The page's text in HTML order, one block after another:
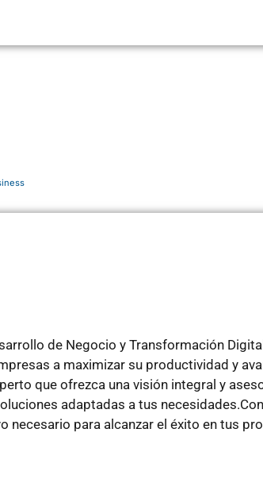
de Negocio y Transformación
a maximizar su productividad y
que ofrezca una visión integral y
adaptadas a tus
necesario para alcanzar el éxito en tus